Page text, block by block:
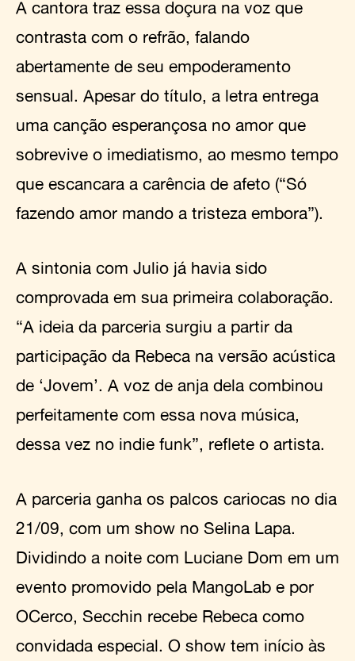
A cantora traz essa doçura na voz que
contrasta com o refrão, falando
abertamente de seu empoderamento
sensual. Apesar do título, a letra entrega
uma canção esperançosa no amor que
sobrevive o imediatismo, ao mesmo tempo
que escancara a carência de afeto (“Só
fazendo amor mando a tristeza embora”).
A sintonia com Julio já havia sido
comprovada em sua primeira colaboração.
“A ideia da parceria surgiu a partir da
participação da Rebeca na versão acústica
de ‘Jovem’. A voz de anja dela combinou
perfeitamente com essa nova música,
dessa vez no indie funk”, reflete o artista.
A parceria ganha os palcos cariocas no dia
21/09, com um show no Selina Lapa.
Dividindo a noite com Luciane Dom em um
evento promovido pela MangoLab e por
OCerco, Secchin recebe Rebeca como
convidada especial. O show tem início às